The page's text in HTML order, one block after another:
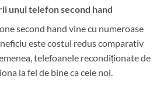
unui telefon second hand
second hand vine cu numeroase
este costul redus comparativ
telefoanele recondiționate de
la fel de bine ca cele noi.